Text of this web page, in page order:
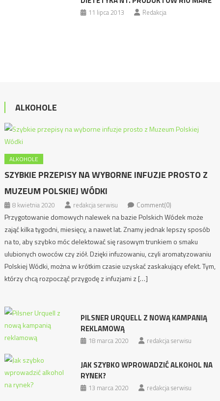
11 lipca 2013 Redakcja
ALKOHOLE
ALKOHOLE
SZYBKIE PRZEPISY NA WYBORNE INFUZJE PROSTO Z
MUZEUM POLSKIEJ WÓDKI
8 kwietnia 2020 redakcja serwisu Comment(0)
Przygotowanie domowych nalewek na bazie Polskich Wódek może
zająć kilka tygodni, miesięcy, a nawet lat. Znamy jednak lepszy sposób
na to, aby szybko móc delektować się rasowym trunkiem o smaku
ulubionych owoców czy ziół. Dzięki infuzowaniu, czyli aromatyzowaniu
Polskiej Wódki, można w krótkim czasie uzyskać zaskakujący efekt. Tym,
którzy chcą rozpocząć przygodę z infuzjami z […]
PILSNER URQUELL Z NOWĄ KAMPANIĄ
REKLAMOWĄ
18 marca 2020 redakcja serwisu
JAK SZYBKO WPROWADZIĆ ALKOHOL NA
RYNEK?
13 marca 2020 redakcja serwisu